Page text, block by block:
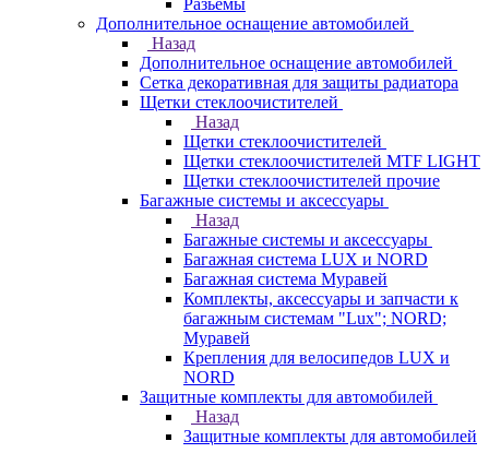
Разьемы
Дополнительное оснащение автомобилей
Назад
Дополнительное оснащение автомобилей
Сетка декоративная для защиты радиатора
Щетки стеклоочистителей
Назад
Щетки стеклоочистителей
Щетки стеклоочистителей MTF LIGHT
Щетки стеклоочистителей прочие
Багажные системы и аксессуары
Назад
Багажные системы и аксессуары
Багажная система LUX и NORD
Багажная система Муравей
Комплекты, аксессуары и запчасти к
багажным системам "Lux"; NORD;
Муравей
Крепления для велосипедов LUX и
NORD
Защитные комплекты для автомобилей
Назад
Защитные комплекты для автомобилей